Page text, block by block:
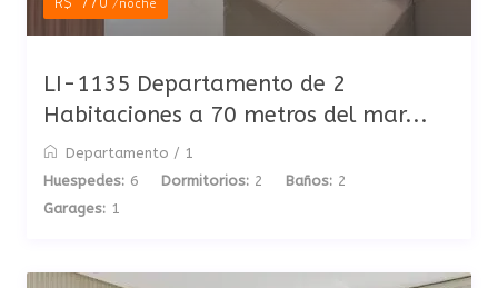
R$ 770/noche
LI-1135 Departamento de 2
Habitaciones a 70 metros del mar...
Departamento / 1
Huespedes: 6 Dormitorios: 2 Baños: 2
Garages: 1